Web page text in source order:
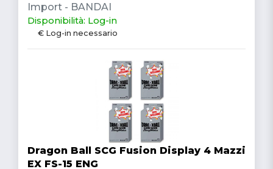
Import - BANDAI
Disponibilità: Log-in
€ Log-in necessario
Dragon Ball SCG Fusion Display 4 Mazzi
EX FS-15 ENG